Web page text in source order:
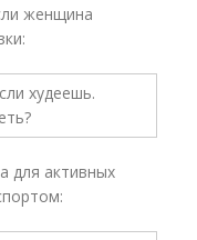
женщина
для активных